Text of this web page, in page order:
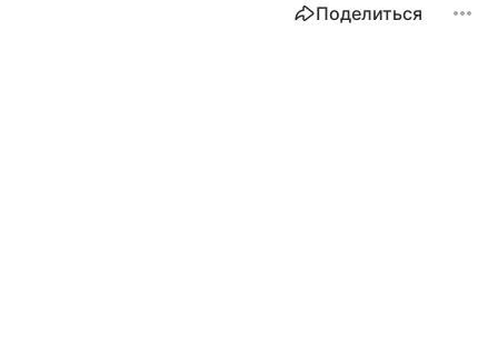
Поделиться